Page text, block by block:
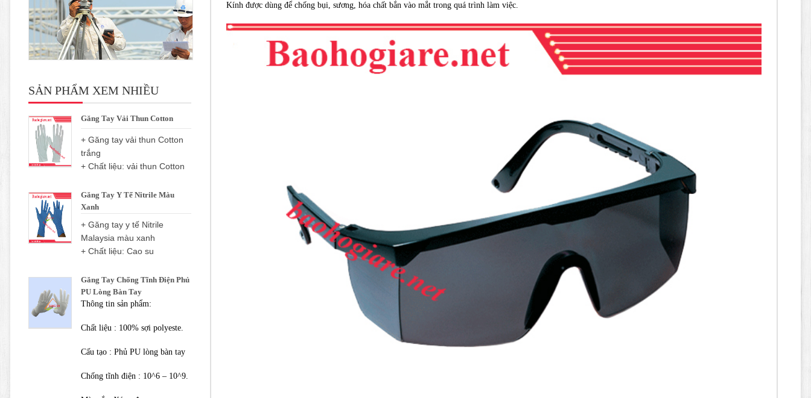
SẢN PHẨM XEM NHIỀU
Găng Tay Vải Thun Cotton
+ Găng tay vải thun Cotton
trắng
+ Chất liệu: vải thun Cotton
Găng Tay Y Tế Nitrile Màu
Xanh
+ Găng tay y tế Nitrile
Malaysia màu xanh
+ Chất liệu: Cao su
Găng Tay Chống Tĩnh Điện Phủ
PU Lòng Bàn Tay
Thông tin sản phẩm:
Chất liệu : 100% sợi polyeste.
Cấu tạo : Phủ PU lòng bàn tay
Chống tĩnh điện : 10^6 – 10^9.
Kính được dùng để chống bụi, sương, hóa chất bắn vào mắt trong quá trình làm việc.